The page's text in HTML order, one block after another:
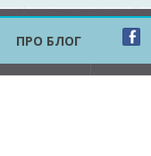
ПРО БЛОГ